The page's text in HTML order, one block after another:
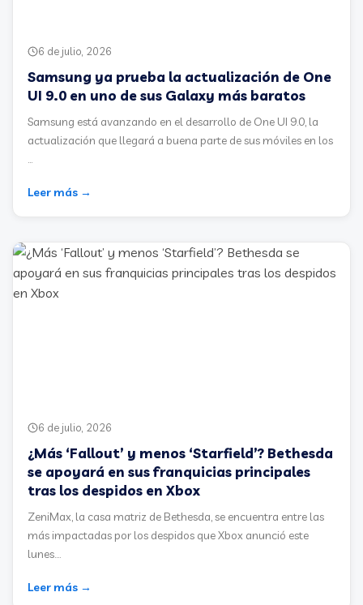
6 de julio, 2026
Samsung ya prueba la actualización de One
UI 9.0 en uno de sus Galaxy más baratos
Samsung está avanzando en el desarrollo de One UI 9.0, la
actualización que llegará a buena parte de sus móviles en los
...
Leer más →
6 de julio, 2026
¿Más ‘Fallout’ y menos ‘Starfield’? Bethesda
se apoyará en sus franquicias principales
tras los despidos en Xbox
ZeniMax, la casa matriz de Bethesda, se encuentra entre las
más impactadas por los despidos que Xbox anunció este
lunes....
Leer más →